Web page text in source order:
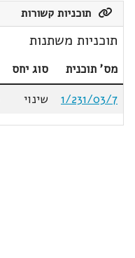
תוכניות קשורות
תוכניות משתנות
מס' תוכנית סוג יחס
1/231/03/7
שינוי